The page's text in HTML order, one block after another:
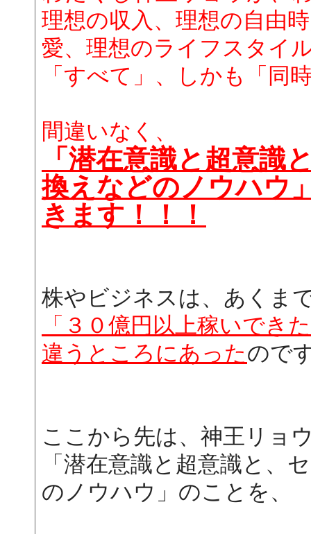
理想の収入、理想の自由
愛、理想のライフスタイ
「すべて」、しかも「同
間違いなく、
「潜在意識と超意識
換えなどのノウハウ
きます！！！
株やビジネスは、あくま
「３０億円以上稼いでき
違うところにあったので
ここから先は、神王リョ
「潜在意識と超意識と、
のノウハウ」のことを、